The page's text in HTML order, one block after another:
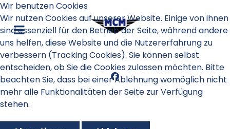
Wir benutzen Cookies
Wir nutzen Cookies auf unserer Website. Einige von ihnen
sind essenziell für den Betrieb der Seite, während andere
uns helfen, diese Website und die Nutzererfahrung zu
verbessern (Tracking Cookies). Sie können selbst
entscheiden, ob Sie die Cookies zulassen möchten. Bitte
beachten Sie, dass bei einer Ablehnung womöglich nicht
mehr alle Funktionalitäten der Seite zur Verfügung
stehen.